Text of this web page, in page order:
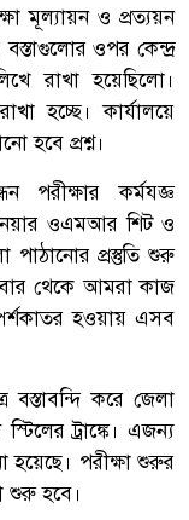
মূল্যায়ন ও প্রত্যয়ন
ওপর কেন্দ্র
রাখা হয়েছিলো।
হচ্ছে। কার্যালয়ে
হবে প্রশ্ন।
পরীক্ষার কর্মযজ্ঞ
ওএমআর শিট ও
পাঠানোর প্রস্তুতি শুরু
থেকে আমরা কাজ
হওয়ায় এসব
করে জেলা
ট্রাঙ্কে। এজন্য
হয়েছে। পরীক্ষা শুরুর
শুরু হবে।